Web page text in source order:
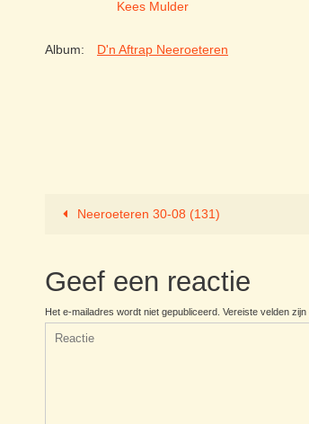
Kees Mulder
Album: D'n Aftrap Neeroeteren
Neeroeteren 30-08 (131)
Geef een reactie
Het e-mailadres wordt niet gepubliceerd. Vereiste velden